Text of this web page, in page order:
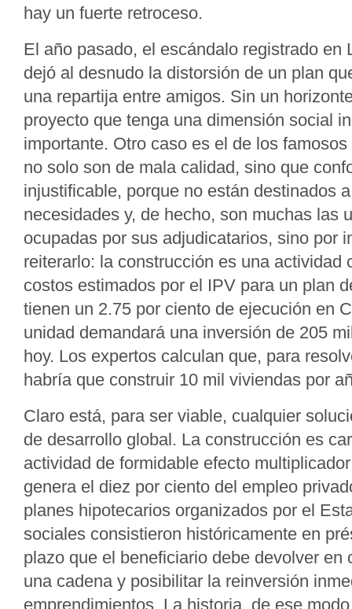
hay un fuerte retroceso.
El año pasado, el escándalo registrado en
dejó al desnudo la distorsión de un plan
una repartija entre amigos. Sin un
proyecto que tenga una dimensión social
importante. Otro caso es el de los
no solo son de mala calidad, sino que
injustificable, porque no están destinados
necesidades y, de hecho, son muchas las
ocupadas por sus adjudicatarios, sino por
reiterarlo: la construcción es una actividad
costos estimados por el IPV para un plan
tienen un 2.75 por ciento de ejecución en
unidad demandará una inversión de 205
hoy. Los expertos calculan que, para
habría que construir 10 mil viviendas por
Claro está, para ser viable, cualquier
de desarrollo global. La construcción es
actividad de formidable efecto
genera el diez por ciento del empleo
planes hipotecarios organizados por el
sociales consistieron históricamente en
plazo que el beneficiario debe devolver en
una cadena y posibilitar la reinversión
emprendimientos. La historia, de ese